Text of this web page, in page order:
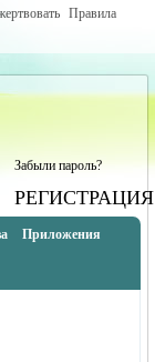
Правила
Забыли пароль?
РЕГИСТРАЦИЯ
Приложения